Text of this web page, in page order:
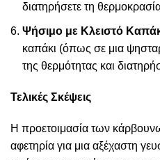
διατηρήσετε τη
Ψήσιμο με Κλειστό
καπάκι (όπως σε μια
της θερμότητας και
Τελικές Σκέψεις
Η προετοιμασία των
αφετηρία για μια αξέχαστη